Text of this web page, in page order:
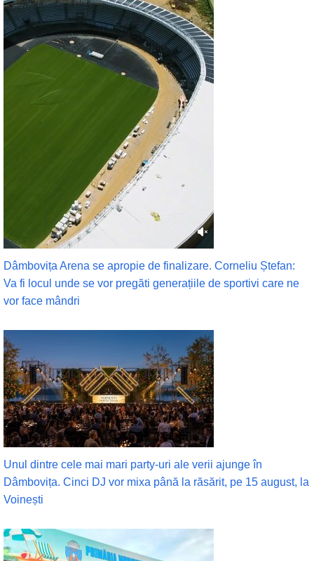
Dâmbovița Arena se apropie de finalizare. Corneliu Ștefan:
Va fi locul unde se vor pregăti generațiile de sportivi care ne
vor face mândri
Unul dintre cele mai mari party-uri ale verii ajunge în
Dâmbovița. Cinci DJ vor mixa până la răsărit, pe 15 august, la
Voinești